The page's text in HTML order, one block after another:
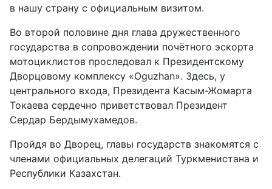
в нашу страну с официальным визитом.
Во второй половине дня глава дружественного
государства в сопровождении почётного эскорта
мотоциклистов проследовал к Президентскому
Дворцовому комплексу «Oguzhan». Здесь, у
центрального входа, Президента Касым-Жомарта
Токаева сердечно приветствовал Президент
Сердар Бердымухамедов.
Пройдя во Дворец, главы государств знакомятся с
членами официальных делегаций Туркменистана и
Республики Казахстан.